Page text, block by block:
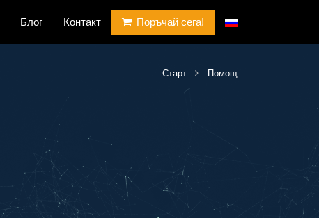
Блог Контакт Поръчай сега!
Старт Помощ